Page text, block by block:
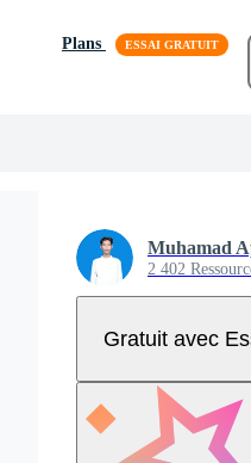
Plans
Muhamad
2 402
Gratuit avec